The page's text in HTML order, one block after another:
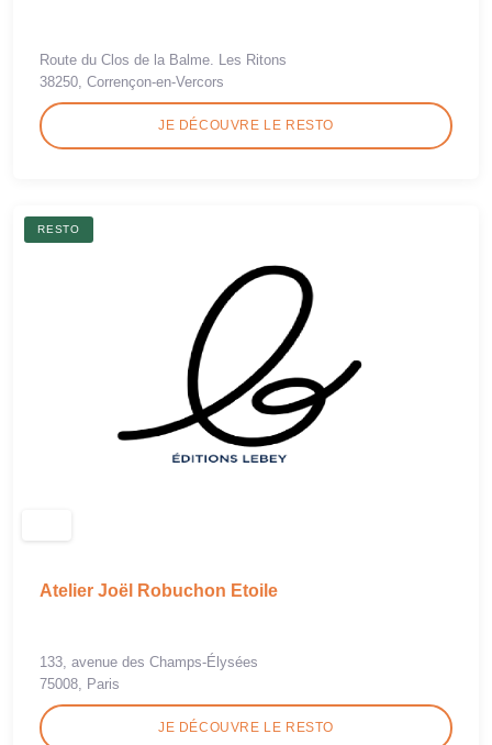
Route du Clos de la Balme. Les Ritons
38250, Corrençon-en-Vercors
JE DÉCOUVRE LE RESTO
RESTO
Atelier Joël Robuchon Etoile
133, avenue des Champs-Élysées
75008, Paris
JE DÉCOUVRE LE RESTO